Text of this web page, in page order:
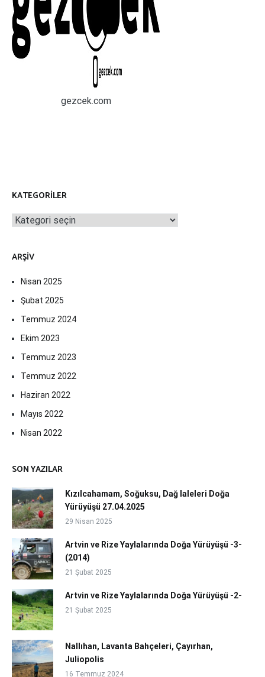
gezcek.com
KATEGORILER
Kategoriler
ARŞIV
Nisan 2025
Şubat 2025
Temmuz 2024
Ekim 2023
Temmuz 2023
Temmuz 2022
Haziran 2022
Mayıs 2022
Nisan 2022
SON YAZILAR
Kızılcahamam, Soğuksu, Dağ laleleri Doğa
Yürüyüşü 27.04.2025
29 Nisan 2025
Artvin ve Rize Yaylalarında Doğa Yürüyüşü -3-
(2014)
21 Şubat 2025
Artvin ve Rize Yaylalarında Doğa Yürüyüşü -2-
21 Şubat 2025
Nallıhan, Lavanta Bahçeleri, Çayırhan,
Juliopolis
16 Temmuz 2024